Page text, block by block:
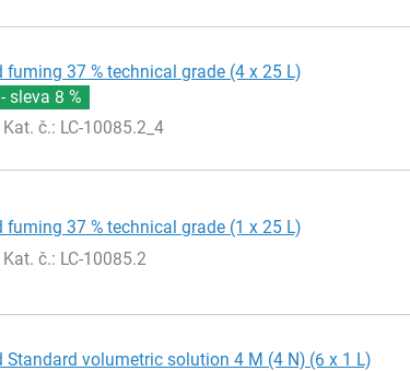
fuming 37 % technical grade (4 x 25 L)
sleva 8 %
Kat. č.: LC-10085.2_4
fuming 37 % technical grade (1 x 25 L)
Kat. č.: LC-10085.2
Standard volumetric solution 4 M (4 N) (6 x 1 L)